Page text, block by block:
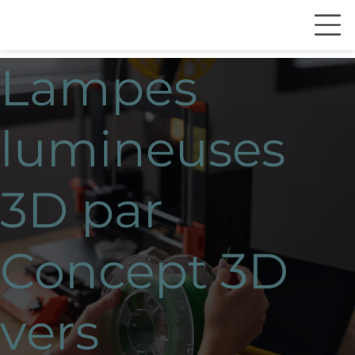
Lampes
lumineuses
3D par
Concept 3D
vers